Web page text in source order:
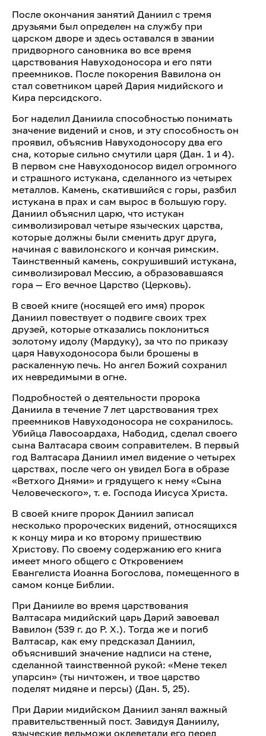
После окончания занятий Даниил с тремя
друзьями был определен на службу при
царском дворе и здесь оставался в звании
придворного сановника во все время
царствования Навуходоносора и его пяти
преемников. После покорения Вавилона он
стал советником царей Дария мидийского и
Кира персидского.
Бог наделил Даниила способностью понимать
значение видений и снов, и эту способность он
проявил, объяснив Навуходоносору два его
сна, которые сильно смутили царя (Дан. 1 и 4).
В первом сне Навуходоносор видел огромного
и страшного истукана, сделанного из четырех
металлов. Камень, скатившийся с горы, разбил
истукана в прах и сам вырос в большую гору.
Даниил объяснил царю, что истукан
символизировал четыре языческих царства,
которые должны были сменить друг друга,
начиная с вавилонского и кончая римским.
Таинственный камень, сокрушивший истукана,
символизировал Мессию, а образовавшаяся
гора — Его вечное Царство (Церковь).
В своей книге (носящей его имя) пророк
Даниил повествует о подвиге своих трех
друзей, которые отказались поклониться
золотому идолу (Мардуку), за что по приказу
царя Навуходоносора были брошены в
раскаленную печь. Но ангел Божий сохранил
их невредимыми в огне.
Подробностей о деятельности пророка
Даниила в течение 7 лет царствования трех
преемников Навуходоносора не сохранилось.
Убийца Лавосоардаха, Набодид, сделал своего
сына Валтасара своим соправителем. В первый
год Валтасара Даниил имел видение о четырех
царствах, после чего он увидел Бога в образе
«Ветхого Днями» и грядущего к нему «Сына
Человеческого», т. е. Господа Иисуса Христа.
В своей книге пророк Даниил записал
несколько пророческих видений, относящихся
к концу мира и ко второму пришествию
Христову. По своему содержанию его книга
имеет много общего с Откровением
Евангелиста Иоанна Богослова, помещенного в
самом конце Библии.
При Данииле во время царствования
Валтасара мидийский царь Дарий завоевал
Вавилон (539 г. до Р. X.). Тогда же и погиб
Валтасар, как ему предсказал Даниил,
объяснивший значение надписи на стене,
сделанной таинственной рукой: «Мене текел
упарсин» (ты ничтожен, и твое царство
поделят мидяне и персы) (Дан. 5, 25).
При Дарии мидийском Даниил занял важный
правительственный пост. Завидуя Даниилу,
языческие вельможи оклеветали его перед